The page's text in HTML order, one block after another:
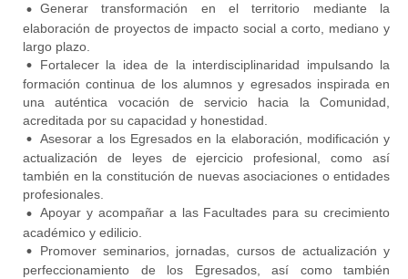
Generar transformación en el territorio mediante la
elaboración de proyectos de impacto social a corto, mediano y
largo plazo.
Fortalecer la idea de la interdisciplinaridad impulsando la
formación continua de los alumnos y egresados inspirada en
una auténtica vocación de servicio hacia la Comunidad,
acreditada por su capacidad y honestidad.
Asesorar a los Egresados en la elaboración, modificación y
actualización de leyes de ejercicio profesional, como así
también en la constitución de nuevas asociaciones o entidades
profesionales.
Apoyar y acompañar a las Facultades para su crecimiento
académico y edilicio.
Promover seminarios, jornadas, cursos de actualización y
perfeccionamiento de los Egresados, así como también